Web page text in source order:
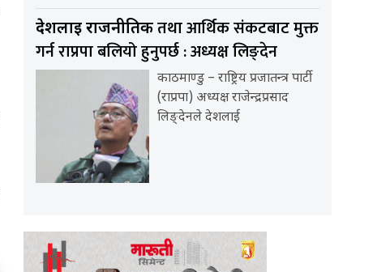
देशलाई राजनीतिकतथा आर्थिक संकटबाट मुक्त
गर्न राप्रपा बलियो हुनुपर्छ : अध्यक्ष लिङ्देन
काठमाण्डु – राष्ट्रिय प्रजातन्त्र पार्टी
(राप्रपा) अध्यक्ष राजेन्द्रप्रसाद
लिङ्देनले देशलाई